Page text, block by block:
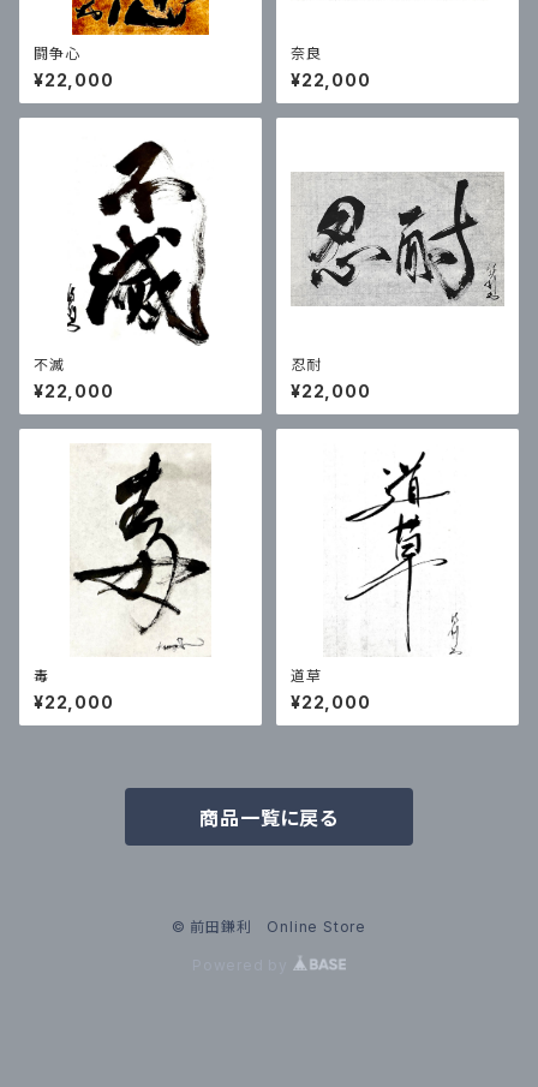
闘争心
¥22,000
奈良
¥22,000
不滅
¥22,000
忍耐
¥22,000
毒
¥22,000
道草
¥22,000
商品一覧に戻る
© 前田鎌利 Online Store